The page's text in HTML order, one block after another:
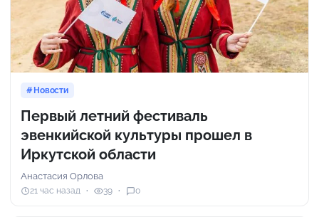
Новости
Первый летний фестиваль
эвенкийской культуры прошел в
Иркутской области
Анастасия Орлова
21 час назад 39 0